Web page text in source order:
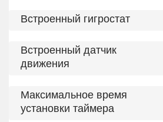
Встроенный гигростат
Встроенный датчик
движения
Максимальное время
установки таймера